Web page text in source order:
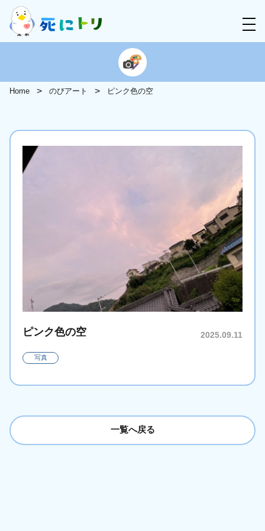
Home のびアート ピンク色の空
ピンク色の空 2025.09.11
写真
一覧へ戻る